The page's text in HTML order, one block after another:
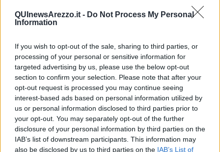
QUInewsArezzo.it - Do Not Process My Personal
Information
If you wish to opt-out of the sale, sharing to third parties, or
processing of your personal or sensitive information for
targeted advertising by us, please use the below opt-out
section to confirm your selection. Please note that after your
opt-out request is processed you may continue seeing
interest-based ads based on personal information utilized by
us or personal information disclosed to third parties prior to
your opt-out. You may separately opt-out of the further
disclosure of your personal information by third parties on the
IAB’s list of downstream participants. This information may
also be disclosed by us to third parties on the IAB’s List of
Coincidenze e crisi
L'amico
Giulio Regeni
​Il rosario
Paolo Rossi
Maradona
Cronaca
​Ancora Covid
​Biden!
In memoria
​Ancora Francesco
Rieccoci
Tenet